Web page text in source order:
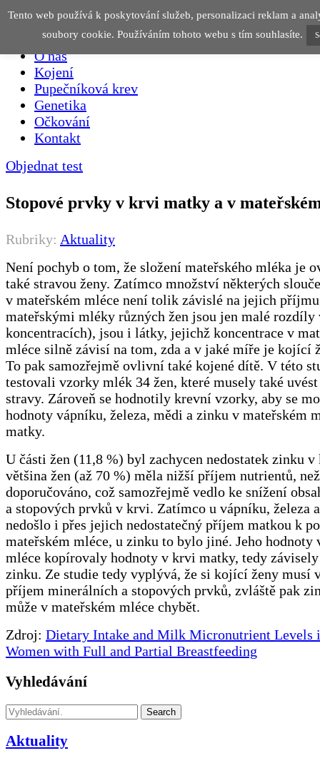
O nás
Kojení
Pupečníková krev
Genetika
Očkování
Kontakt
Objednat test
Stopové prvky v krvi matky a v
Rubriky: Aktuality
Není pochyb o tom, že složení mateřského mléka je
také stravou ženy. Zatímco množství některých
v mateřském mléce není tolik závislé na jejich
mateřskými mléky různých žen jsou jen malé rozdíly
koncentracích), jsou i látky, jejichž koncentrace v
mléce silně závisí na tom, zda a v jaké míře je kojící
To pak samozřejmě ovlivní také kojené dítě. V této
testovali vzorky mlék 34 žen, které musely také
stravy. Zároveň se hodnotily krevní vzorky, aby se
hodnoty vápníku, železa, mědi a zinku v mateřském
matky.
U části žen (11,8 %) byl zachycen nedostatek zinku
většina žen (až 70 %) měla nižší příjem nutrientů,
doporučováno, což samozřejmě vedlo ke snížení
a stopových prvků v krvi. Zatímco u vápníku, železa
nedošlo i přes jejich nedostatečný příjem matkou k
mateřském mléce, u zinku to bylo jiné. Jeho hodnoty
mléce kopírovaly hodnoty v krvi matky, tedy
zinku. Ze studie tedy vyplývá, že si kojící ženy musí
příjem minerálních a stopových prvků, zvláště pak
může v mateřském mléce chybět.
Zdroj: Dietary Intake and Milk Micronutrient Levels
Women with Full and Partial Breastfeeding
Vyhledávání
Search
Aktuality
Tento web používá k poskytování služeb, personalizaci reklam a
soubory cookie. Používáním tohoto webu s tím souhlasíte.